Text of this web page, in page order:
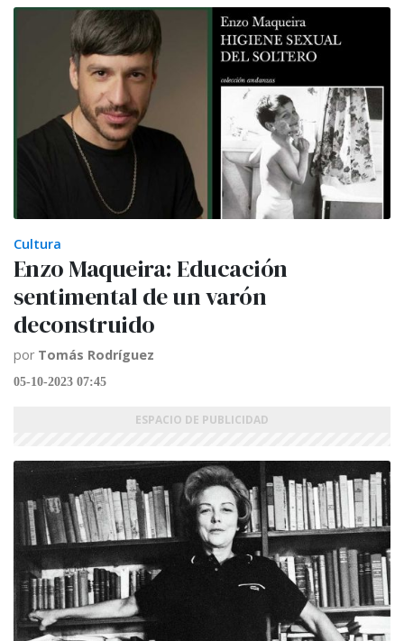
Cultura
Enzo Maqueira: Educación
sentimental de un varón
deconstruido
por Tomás Rodríguez
05-10-2023 07:45